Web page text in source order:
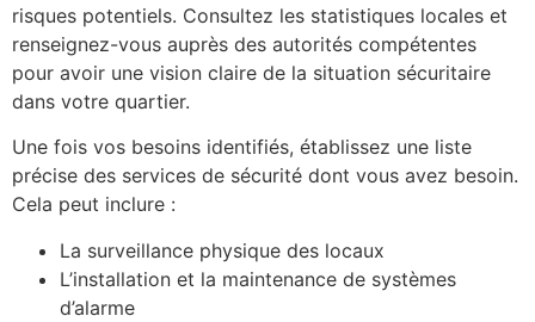
risques potentiels. Consultez les statistiques locales et
renseignez-vous auprès des autorités compétentes
pour avoir une vision claire de la situation sécuritaire
dans votre quartier.
Une fois vos besoins identifiés, établissez une liste
précise des services de sécurité dont vous avez besoin.
Cela peut inclure :
La surveillance physique des locaux
L’installation et la maintenance de systèmes
d’alarme